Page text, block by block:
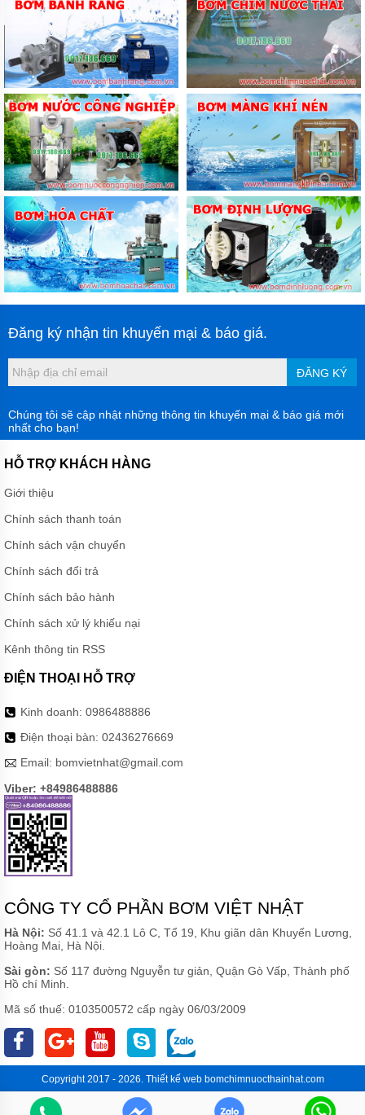
Đăng ký nhận tin khuyến mại & báo giá.
ĐĂNG KÝ
Chúng tôi sẽ cập nhật những thông tin khuyến mại & báo giá mới
nhất cho bạn!
HỖ TRỢ KHÁCH HÀNG
Giới thiệu
Chính sách thanh toán
Chính sách vận chuyển
Chính sách đổi trả
Chính sách bảo hành
Chính sách xử lý khiếu nại
Kênh thông tin RSS
ĐIỆN THOẠI HỖ TRỢ
Kinh doanh: 0986488886
Điện thoại bàn: 02436276669
Email: bomvietnhat@gmail.com
Viber: +84986488886
CÔNG TY CỔ PHẦN BƠM VIỆT NHẬT
Hà Nội: Số 41.1 và 42.1 Lô C, Tổ 19, Khu giãn dân Khuyến Lương,
Hoàng Mai, Hà Nội.
Sài gòn: Số 117 đường Nguyễn tư giản, Quận Gò Vấp, Thành phố
Hồ chí Minh.
Mã số thuế: 0103500572 cấp ngày 06/03/2009
Copyright 2017 - 2026. Thiết kế webbomchimnuocthainhat.com